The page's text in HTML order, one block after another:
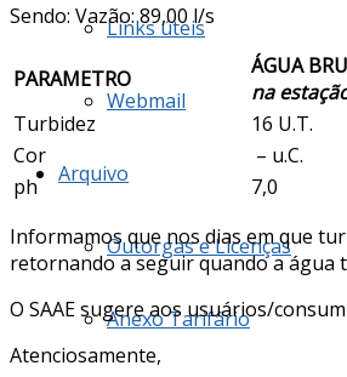
Links úteis
Webmail
Arquivo
Outorgas e Licenças
Anexo Tarifário
Sendo: Vazão: 89,00 l/s
PARAMETRO ÁGUA
na
Turbidez
16 U.T.
Cor
– u.C.
ph
7,0
Informamos que nos dias em que
retornando a seguir quando a água
O SAAE sugere aos usuários/
Atenciosamente,